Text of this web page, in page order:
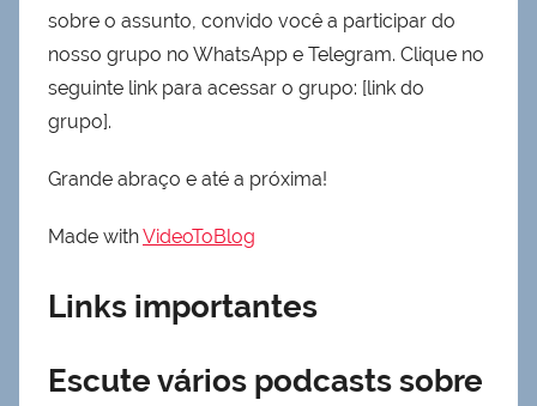
sobre o assunto, convido você a participar do
nosso grupo no WhatsApp e Telegram. Clique no
seguinte link para acessar o grupo: [link do
grupo].
Grande abraço e até a próxima!
Made withVideoToBlog
Links importantes
Escute vários podcasts sobre